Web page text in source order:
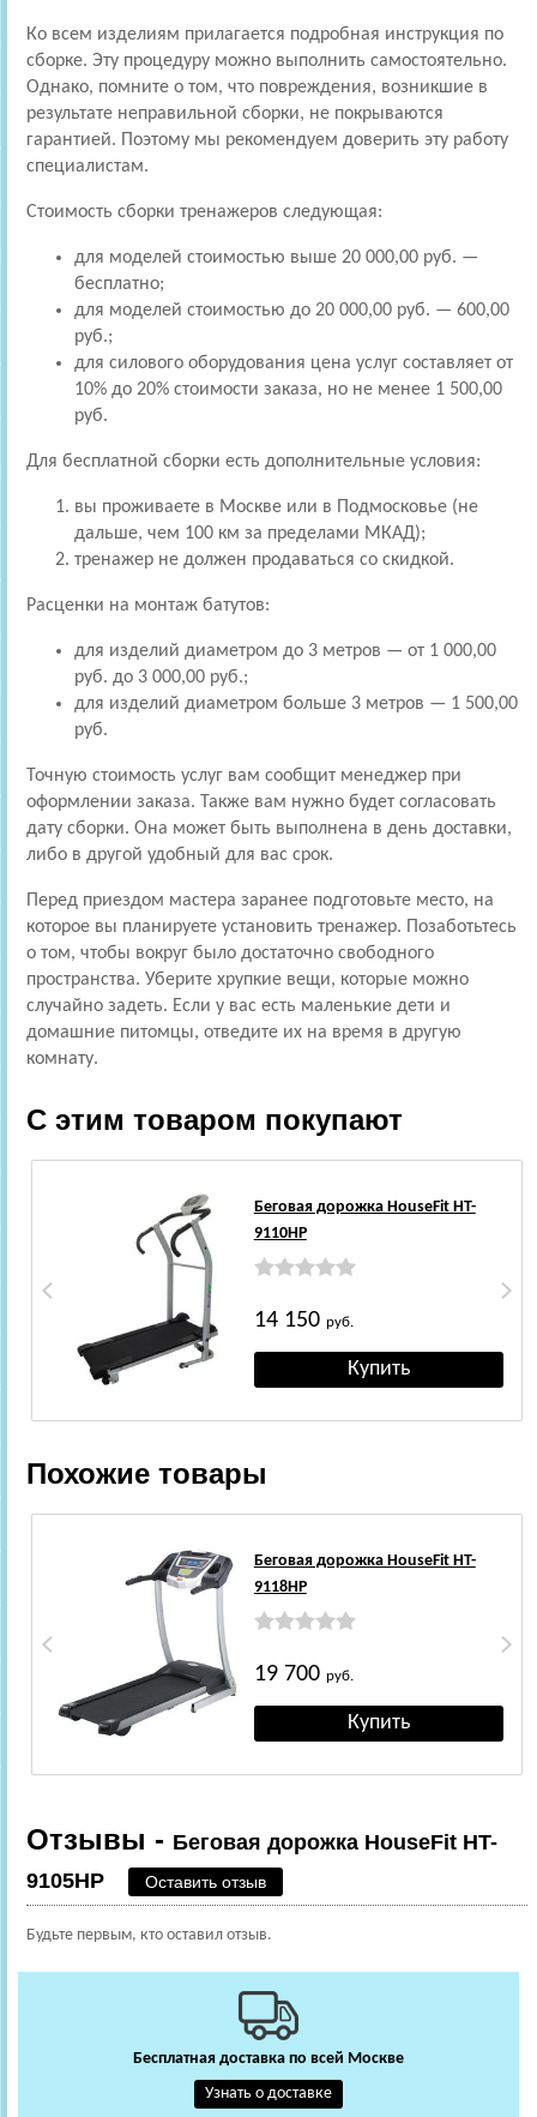
Ко всем изделиям прилагается подробная инструкция по
сборке. Эту процедуру можно выполнить самостоятельно.
Однако, помните о том, что повреждения, возникшие в
результате неправильной сборки, не покрываются
гарантией. Поэтому мы рекомендуем доверить эту работу
специалистам.
Стоимость сборки тренажеров следующая:
для моделей стоимостью выше 20 000,00 руб. —
бесплатно;
для моделей стоимостью до 20 000,00 руб. — 600,00
руб.;
для силового оборудования цена услуг составляет от
10% до 20% стоимости заказа, но не менее 1 500,00
руб.
Для бесплатной сборки есть дополнительные условия:
вы проживаете в Москве или в Подмосковье (не
дальше, чем 100 км за пределами МКАД);
тренажер не должен продаваться со скидкой.
Расценки на монтаж батутов:
для изделий диаметром до 3 метров — от 1 000,00
руб. до 3 000,00 руб.;
для изделий диаметром больше 3 метров — 1 500,00
руб.
Точную стоимость услуг вам сообщит менеджер при
оформлении заказа. Также вам нужно будет согласовать
дату сборки. Она может быть выполнена в день доставки,
либо в другой удобный для вас срок.
Перед приездом мастера заранее подготовьте место, на
которое вы планируете установить тренажер. Позаботьтесь
о том, чтобы вокруг было достаточно свободного
пространства. Уберите хрупкие вещи, которые можно
случайно задеть. Если у вас есть маленькие дети и
домашние питомцы, отведите их на время в другую
комнату.
С этим товаром покупают
Беговая дорожка HouseFit HT-
9110HP
14 150 руб.
Похожие товары
Беговая дорожка HouseFit HT-
9118HP
19 700 руб.
Отзывы - Беговая дорожка HouseFit HT-
9105HP
Оставить отзыв
Будьте первым, кто оставил отзыв.
Бесплатная доставка по всей Москве
Узнать о доставке